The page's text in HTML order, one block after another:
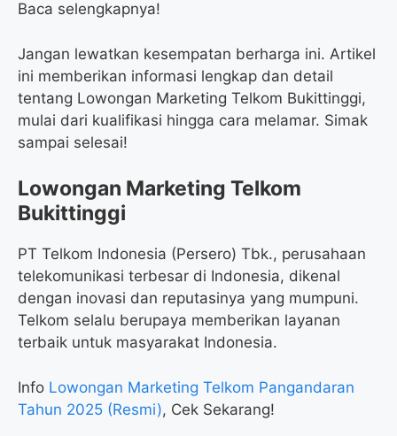
Baca selengkapnya!
Jangan lewatkan kesempatan berharga ini. Artikel
ini memberikan informasi lengkap dan detail
tentang Lowongan Marketing Telkom Bukittinggi,
mulai dari kualifikasi hingga cara melamar. Simak
sampai selesai!
Lowongan Marketing Telkom
Bukittinggi
PT Telkom Indonesia (Persero) Tbk., perusahaan
telekomunikasi terbesar di Indonesia, dikenal
dengan inovasi dan reputasinya yang mumpuni.
Telkom selalu berupaya memberikan layanan
terbaik untuk masyarakat Indonesia.
Info Lowongan Marketing Telkom Pangandaran
Tahun 2025 (Resmi), Cek Sekarang!